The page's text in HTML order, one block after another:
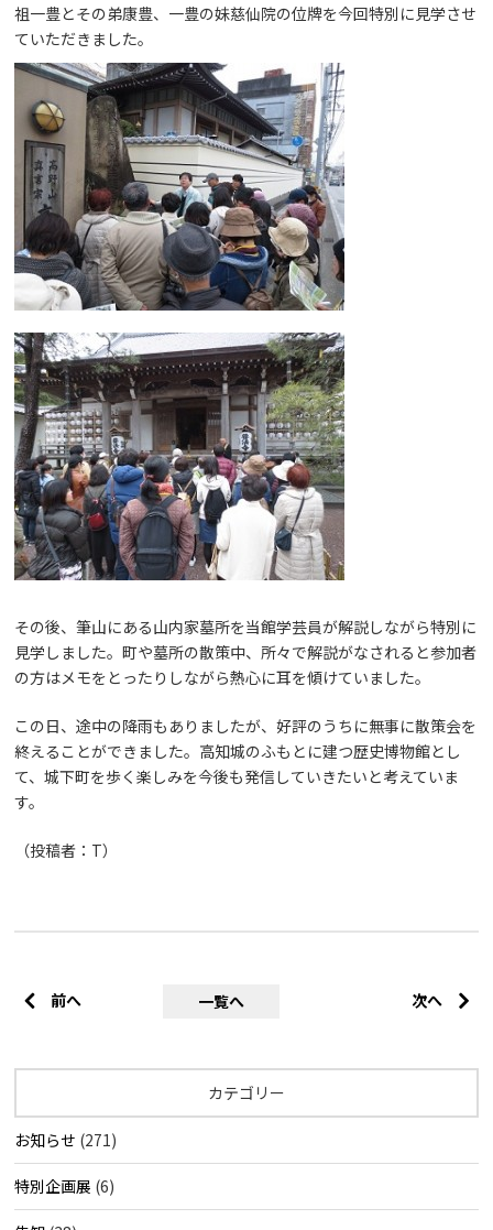
祖一豊とその弟康豊、一豊の妹慈仙院の位牌を今回特別に見学させ
ていただきました。
その後、筆山にある山内家墓所を当館学芸員が解説しながら特別に
見学しました。町や墓所の散策中、所々で解説がなされると参加者
の方はメモをとったりしながら熱心に耳を傾けていました。
この日、途中の降雨もありましたが、好評のうちに無事に散策会を
終えることができました。高知城のふもとに建つ歴史博物館とし
て、城下町を歩く楽しみを今後も発信していきたいと考えていま
す。
（投稿者：T）
前へ 一覧へ 次へ
カテゴリー
お知らせ (271)
特別企画展 (6)